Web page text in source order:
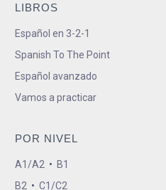
LIBROS
Español en 3-2-1
Spanish To The Point
Español avanzado
Vamos a practicar
POR NIVEL
A1/A2 • B1
B2 • C1/C2